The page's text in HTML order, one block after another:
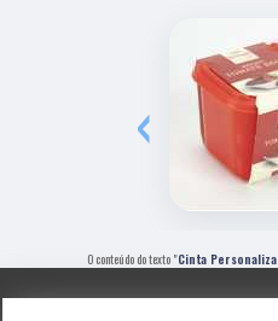
‹
O conteúdo do texto "Cinta